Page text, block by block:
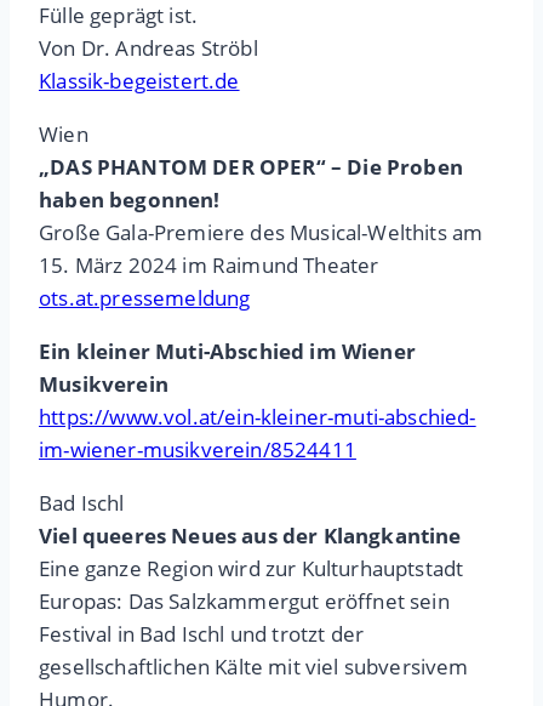
Fülle geprägt ist.
Von Dr. Andreas Ströbl
Klassik-begeistert.de
Wien
„DAS PHANTOM DER OPER“ – Die Proben
haben begonnen!
Große Gala-Premiere des Musical-Welthits am
15. März 2024 im Raimund Theater
ots.at.pressemeldung
Ein kleiner Muti-Abschied im Wiener
Musikverein
https://www.vol.at/ein-kleiner-muti-abschied-
im-wiener-musikverein/8524411
Bad Ischl
Viel queeres Neues aus der Klangkantine
Eine ganze Region wird zur Kulturhauptstadt
Europas: Das Salzkammergut eröffnet sein
Festival in Bad Ischl und trotzt der
gesellschaftlichen Kälte mit viel subversivem
Humor.